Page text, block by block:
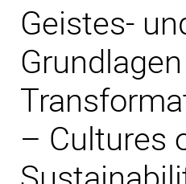
Geistes-
– Cultures